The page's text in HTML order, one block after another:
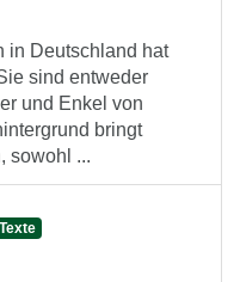
in Deutschland hat
sind entweder
und Enkel von
bringt
sowohl ...